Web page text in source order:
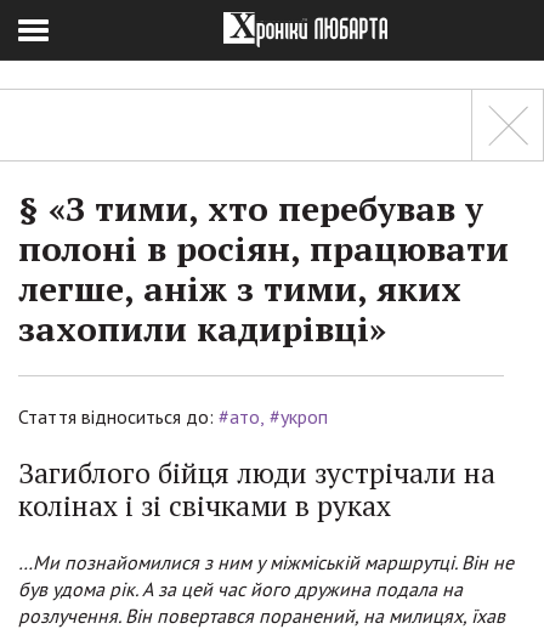
§ «З тими, хто перебував у
полоні в росіян, працювати
легше, аніж з тими, яких
захопили кадирівці»
Стаття відноситься до: #ато #укроп
Загиблого бійця люди зустрічали на
колінах і зі свічками в руках
…Ми познайомилися з ним у міжміській маршрутці. Він не
був удома рік. А за цей час його дружина подала на
розлучення. Він повертався поранений, на милицях, їхав